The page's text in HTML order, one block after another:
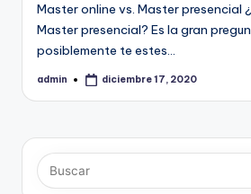
Master online vs. Master presencial
Master presencial? Es la gran
posiblemente te estes…
Publicado
admin diciembre 17, 2020